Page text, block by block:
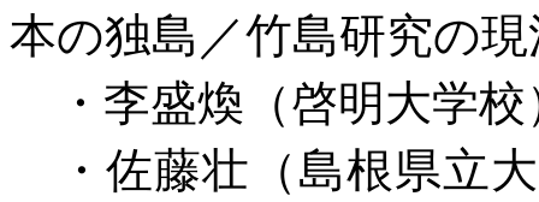
本の独島／竹島研究の
・李盛煥（啓明大学
・佐藤壮（島根県立